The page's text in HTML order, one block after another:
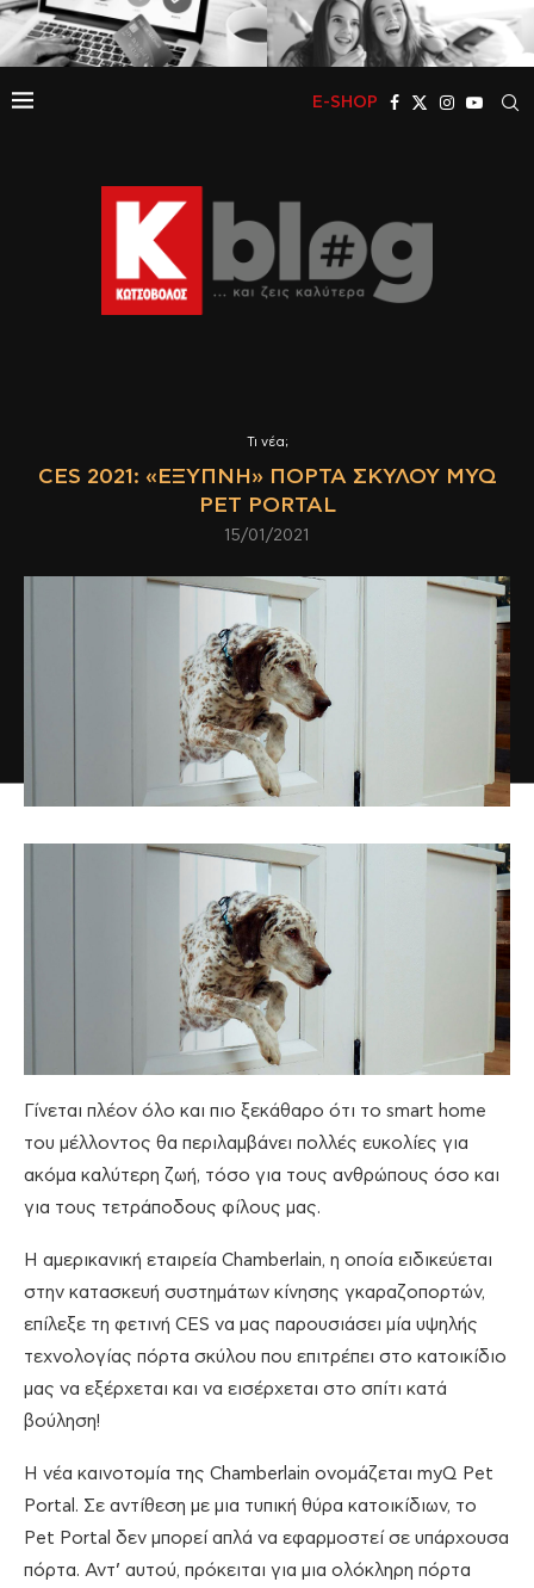
E-SHOP
Τι νέα;
CES 2021: «ΈΞΥΠΝΗ» ΠΌΡΤΑ ΣΚΎΛΟΥ MYQ
PET PORTAL
15/01/2021
Γίνεται πλέον όλο και πιο ξεκάθαρο ότι το smart home
του μέλλοντος θα περιλαμβάνει πολλές ευκολίες για
ακόμα καλύτερη ζωή, τόσο για τους ανθρώπους όσο και
για τους τετράποδους φίλους μας.
Η αμερικανική εταιρεία Chamberlain, η οποία ειδικεύεται
στην κατασκευή συστημάτων κίνησης γκαραζοπορτών,
επίλεξε τη φετινή CES να μας παρουσιάσει μία υψηλής
τεχνολογίας πόρτα σκύλου που επιτρέπει στο κατοικίδιο
μας να εξέρχεται και να εισέρχεται στο σπίτι κατά
βούληση!
Η νέα καινοτομία της Chamberlain ονομάζεται myQ Pet
Portal. Σε αντίθεση με μια τυπική θύρα κατοικίδιων, το
Pet Portal δεν μπορεί απλά να εφαρμοστεί σε υπάρχουσα
πόρτα. Αντ’ αυτού, πρόκειται για μια ολόκληρη πόρτα